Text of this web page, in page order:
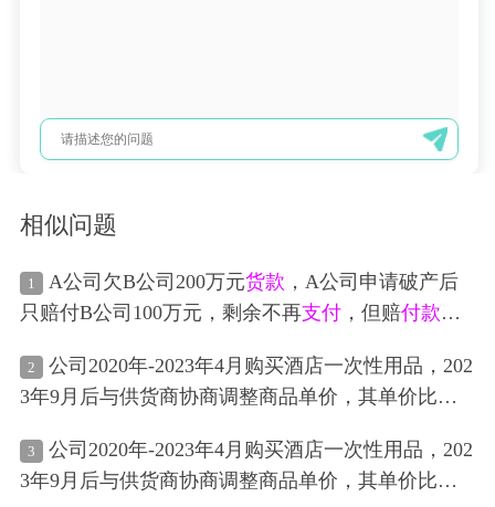
相似问题
1 A公司欠B公司200万元货款 ，A公司申请破产后
只赔付B公司100万元，剩余不再支付，但赔付款打
务处理
2
公司2020年-2023年4月购买酒店一次性用品，202
3年9月后与供货商协商调整商品单价，其单价比之
照协商后的金额较低的单价计算付款
，所以导致库
管入库时一部分商品单价金额高，与供货商所要的
3
公司2020年-2023年4月购买酒店一次性用品，202
3年9月后与供货商协商调整商品单价，其单价比之